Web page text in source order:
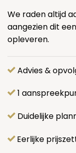
We raden altijd
aangezien dit
opleveren.
Advies &
1
Duidelijke
Eerlijke